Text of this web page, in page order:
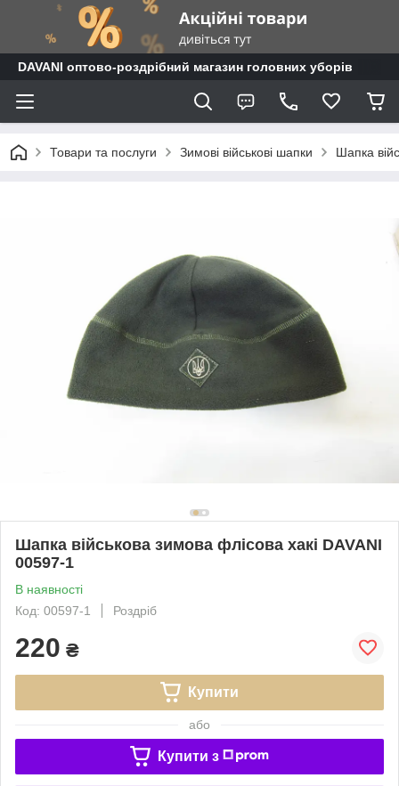
DAVANI оптово-роздрібний магазин головних уборів
Товари та послуги Зимові військові шапки Шапка
Шапка військова зимова флісова хакі DAVANI
00597-1
В наявності
Код: 00597-1
Роздріб
220 ₴
Купити
або
Купити з